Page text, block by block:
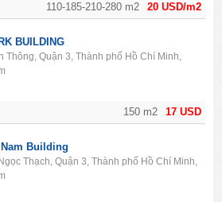
20 USD/m2
110-185-210-280 m2
17 USD
150 m2
BUILDING
Thông, Quận 3, Thành phố Hồ Chí Minh,
Building
Thạch, Quận 3, Thành phố Hồ Chí Minh,